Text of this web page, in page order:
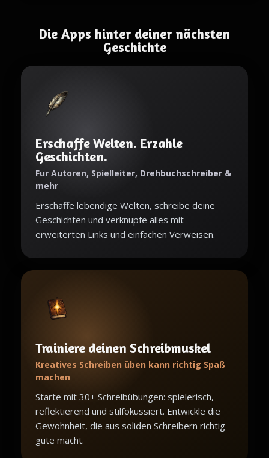
Die Apps hinter deiner nächsten
Geschichte
Erschaffe Welten. Erzahle
Geschichten.
Fur Autoren, Spielleiter, Drehbuchschreiber &
mehr
Erschaffe lebendige Welten, schreibe deine
Geschichten und verknupfe alles mit
erweiterten Links und einfachen Verweisen.
Trainiere deinen Schreibmuskel
Kreatives Schreiben üben kann richtig Spaß
machen
Starte mit 30+ Schreibübungen: spielerisch,
reflektierend und stilfokussiert. Entwickle die
Gewohnheit, die aus soliden Schreibern richtig
gute macht.